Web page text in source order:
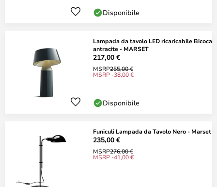
Disponibile
Lampada da tavolo LED ricaricabile Bicoca
antracite - MARSET
217,00 €
MSRP255,00 €
MSRP -38,00 €
Disponibile
Funiculi Lampada da Tavolo Nero - Marset
235,00 €
MSRP276,00 €
MSRP -41,00 €